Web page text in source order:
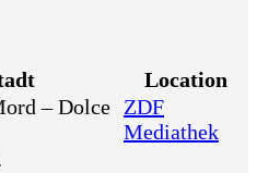
Location
– Dolce ZDF
Mediathek